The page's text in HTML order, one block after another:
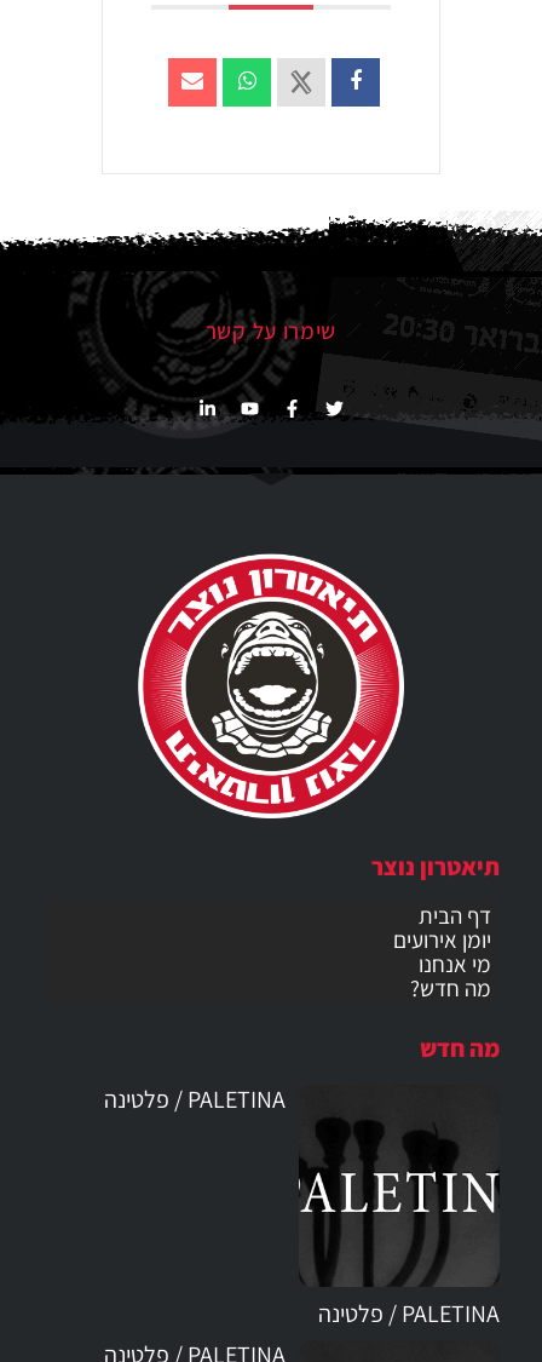
שימרו על קשר
תיאטרון נוצר
דף הבית
יומן אירועים
מי אנחנו
מה חדש?
מה חדש
PALETINA / פלטינה
PALETINA / פלטינה
PALETINA / פלטינה